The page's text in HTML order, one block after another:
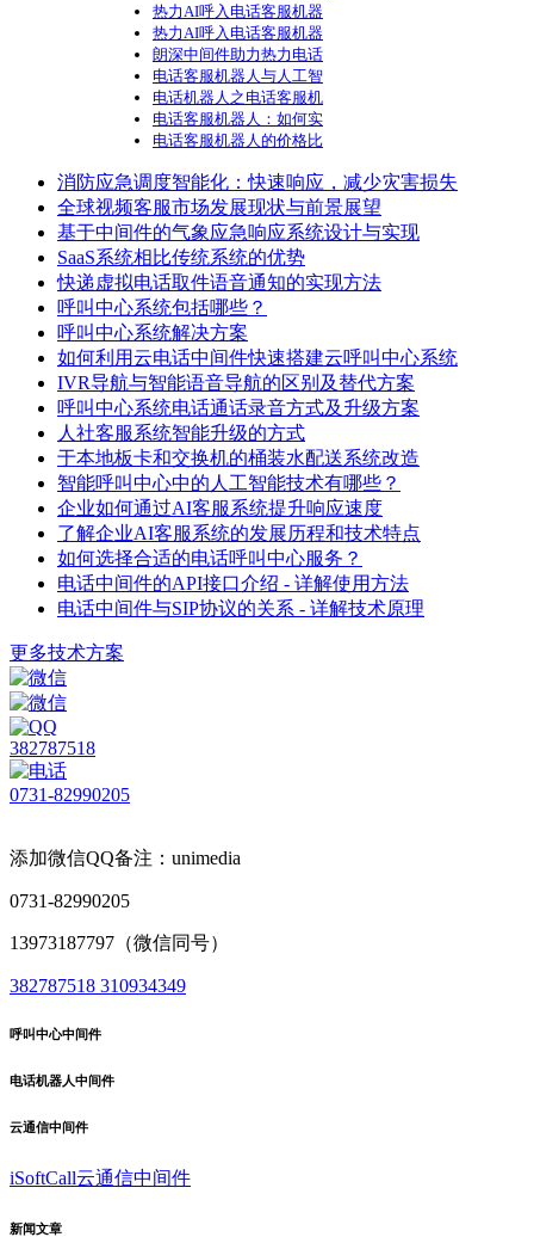
热力AI呼入电话客服机器
热力AI呼入电话客服机器
朗深中间件助力热力电话
电话客服机器人与人工智
电话机器人之电话客服机
电话客服机器人：如何实
电话客服机器人的价格比
消防应急调度智能化：快速响应，减少灾害损失
全球视频客服市场发展现状与前景展望
基于中间件的气象应急响应系统设计与实现
SaaS系统相比传统系统的优势
快递虚拟电话取件语音通知的实现方法
呼叫中心系统包括哪些？
呼叫中心系统解决方案
如何利用云电话中间件快速搭建云呼叫中心系统
IVR导航与智能语音导航的区别及替代方案
呼叫中心系统电话通话录音方式及升级方案
人社客服系统智能升级的方式
于本地板卡和交换机的桶装水配送系统改造
智能呼叫中心中的人工智能技术有哪些？
企业如何通过AI客服系统提升响应速度
了解企业AI客服系统的发展历程和技术特点
如何选择合适的电话呼叫中心服务？
电话中间件的API接口介绍 - 详解使用方法
电话中间件与SIP协议的关系 - 详解技术原理
更多技术方案
382787518
0731-82990205
添加微信QQ备注：unimedia
0731-82990205
13973187797（微信同号）
382787518 310934349
呼叫中心中间件
电话机器人中间件
云通信中间件
iSoftCall云通信中间件
新闻文章